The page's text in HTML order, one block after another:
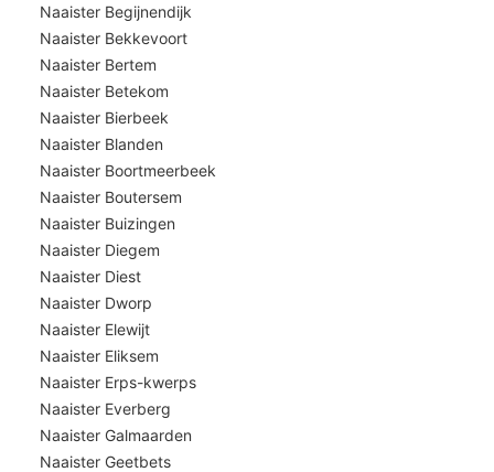
Naaister Begijnendijk
Naaister Bekkevoort
Naaister Bertem
Naaister Betekom
Naaister Bierbeek
Naaister Blanden
Naaister Boortmeerbeek
Naaister Boutersem
Naaister Buizingen
Naaister Diegem
Naaister Diest
Naaister Dworp
Naaister Elewijt
Naaister Eliksem
Naaister Erps-kwerps
Naaister Everberg
Naaister Galmaarden
Naaister Geetbets